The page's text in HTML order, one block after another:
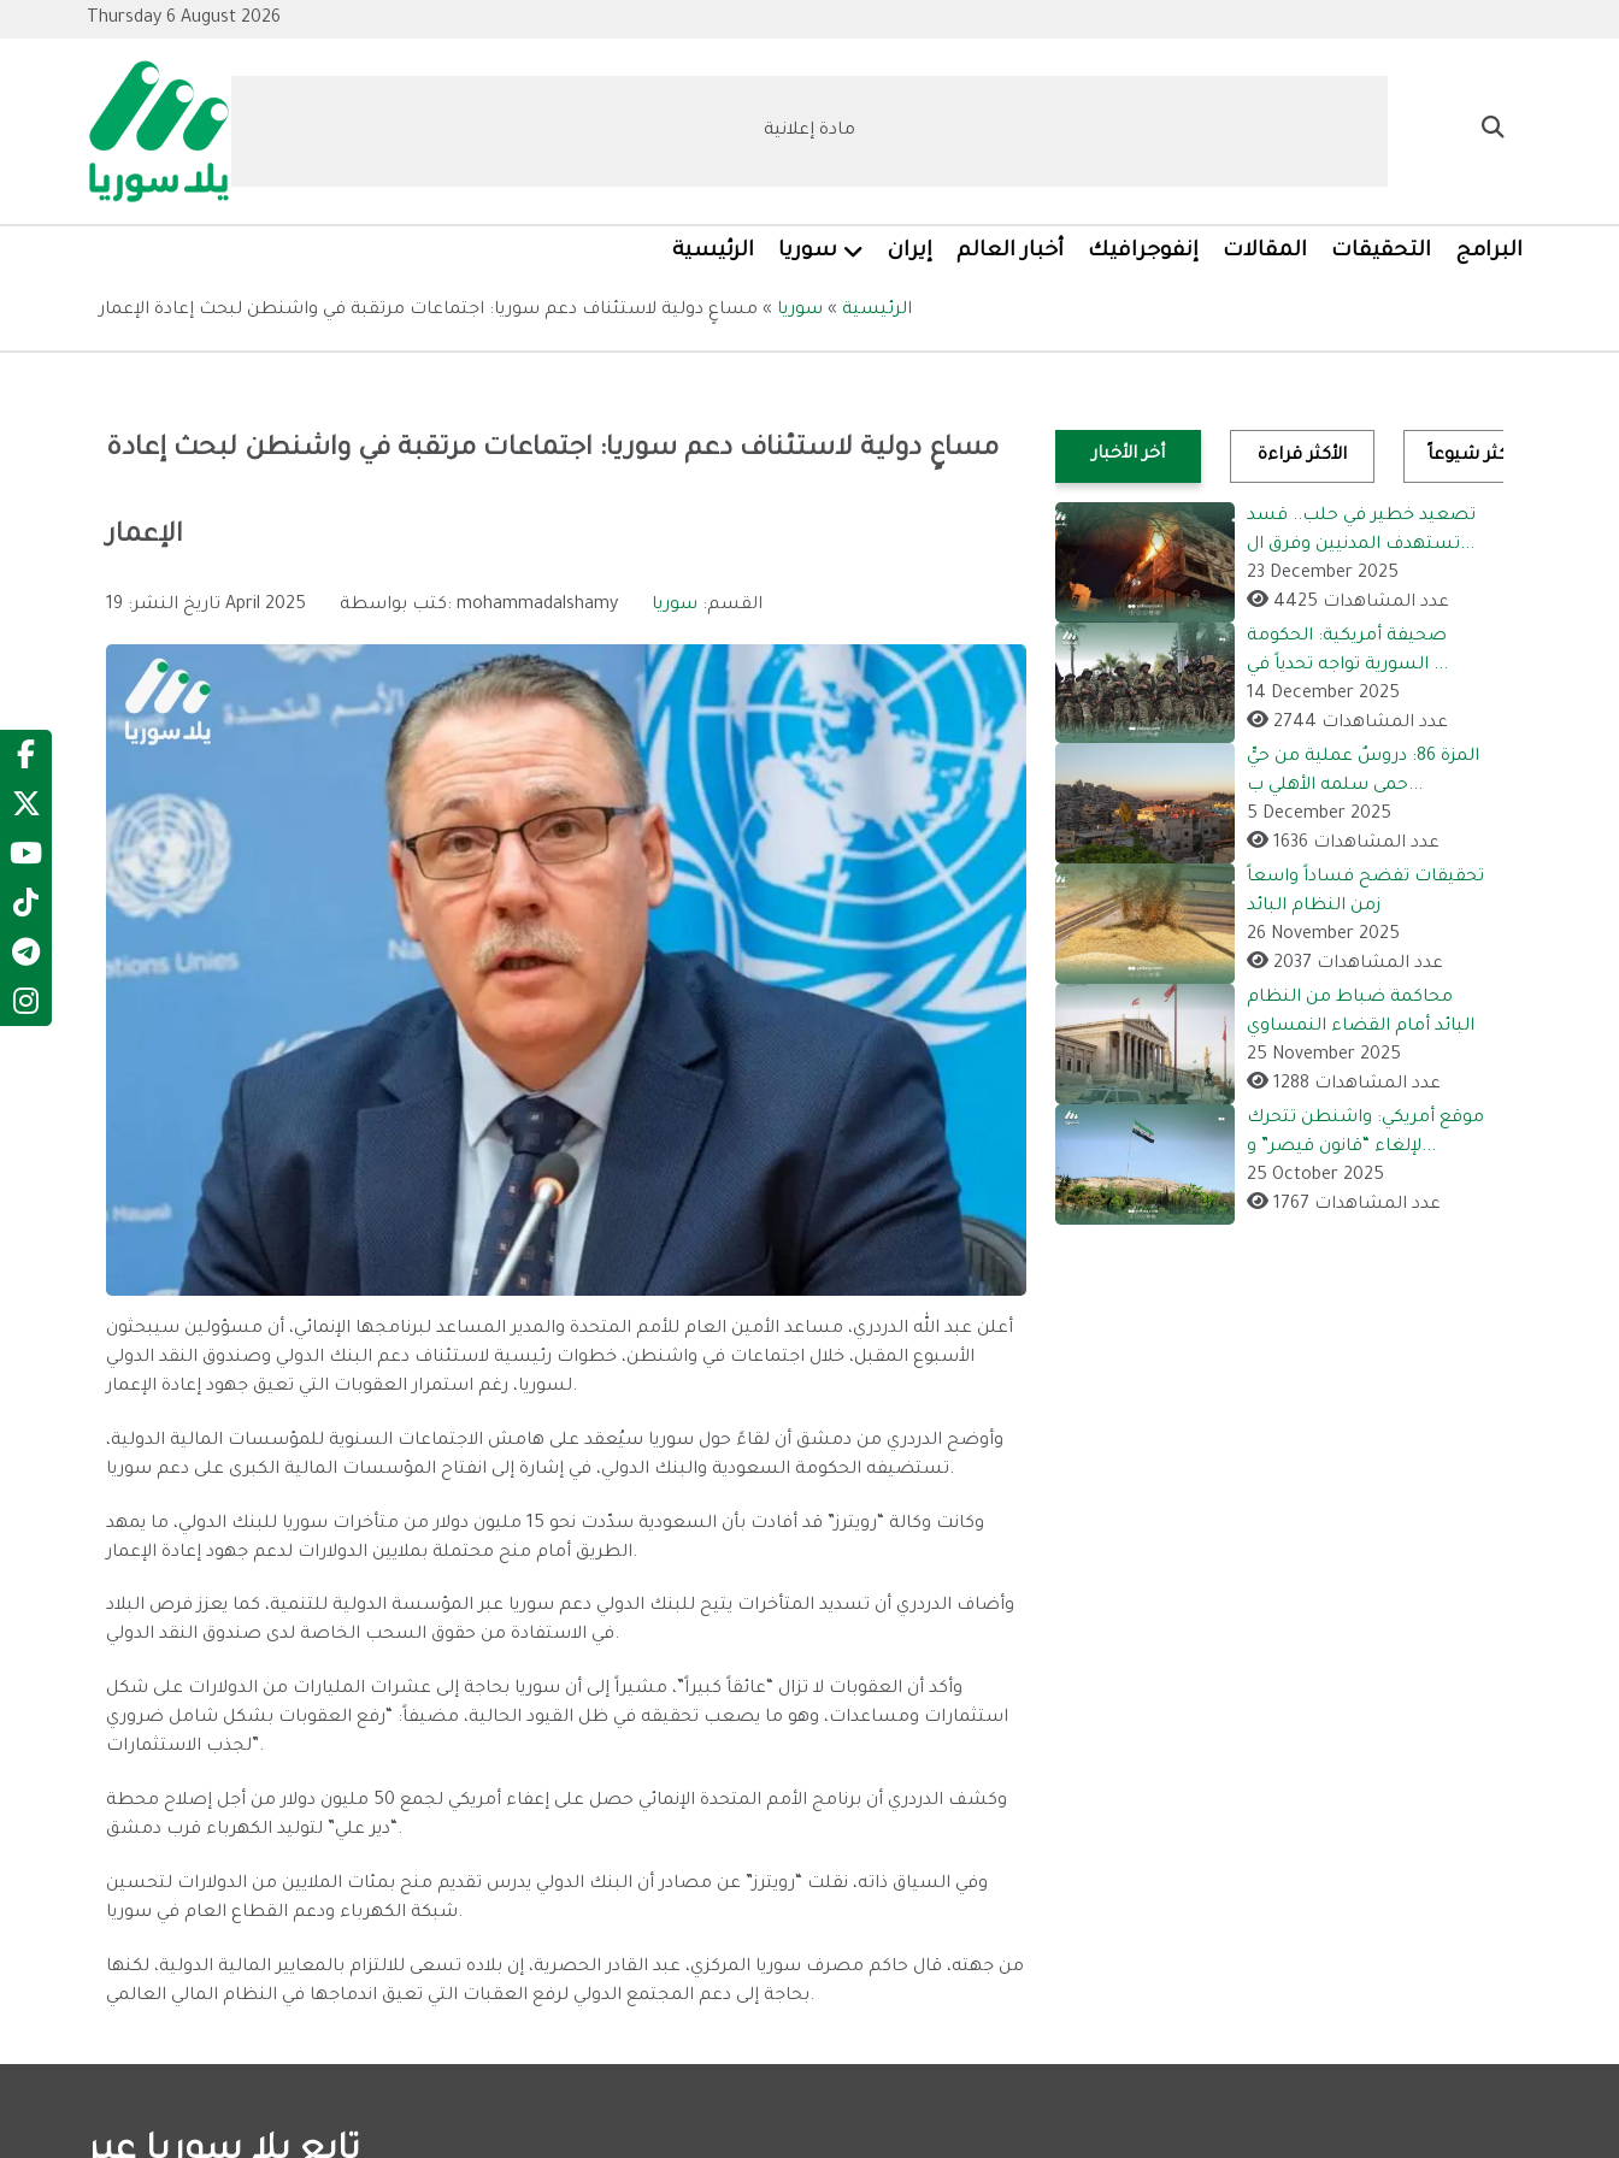
Thursday 6 August 2026
مادة إعلانية
الرئيسية سوريا إيران أخبار العالم إنفوجرافيك المقالات التحقيقات البرامج
الرئيسية » سوريا » مساعٍ دولية لاستئناف دعم سوريا: اجتماعات مرتقبة في واشنطن لبحث إعادة الإعمار
مساعٍ دولية لاستئناف دعم سوريا: اجتماعات مرتقبة في واشنطن لبحث إعادة
الإعمار
تاريخ النشر: 19 April 2025 كتب بواسطة: mohammadalshamy القسم: سوريا
أعلن عبد الله الدردري، مساعد الأمين العام للأمم المتحدة والمدير المساعد لبرنامجها الإنمائي، أن مسؤولين سيبحثون
الأسبوع المقبل، خلال اجتماعات في واشنطن، خطوات رئيسية لاستئناف دعم البنك الدولي وصندوق النقد الدولي
لسوريا، رغم استمرار العقوبات التي تعيق جهود إعادة الإعمار.
وأوضح الدردري من دمشق أن لقاءً حول سوريا سيُعقد على هامش الاجتماعات السنوية للمؤسسات المالية الدولية،
تستضيفه الحكومة السعودية والبنك الدولي، في إشارة إلى انفتاح المؤسسات المالية الكبرى على دعم سوريا.
وكانت وكالة “رويترز” قد أفادت بأن السعودية سدّدت نحو 15 مليون دولار من متأخرات سوريا للبنك الدولي، ما يمهد
الطريق أمام منح محتملة بملايين الدولارات لدعم جهود إعادة الإعمار.
وأضاف الدردري أن تسديد المتأخرات يتيح للبنك الدولي دعم سوريا عبر المؤسسة الدولية للتنمية، كما يعزز فرص البلاد
في الاستفادة من حقوق السحب الخاصة لدى صندوق النقد الدولي.
وأكد أن العقوبات لا تزال “عائقاً كبيراً”، مشيراً إلى أن سوريا بحاجة إلى عشرات المليارات من الدولارات على شكل
استثمارات ومساعدات، وهو ما يصعب تحقيقه في ظل القيود الحالية، مضيفاً: “رفع العقوبات بشكل شامل ضروري
لجذب الاستثمارات”.
وكشف الدردري أن برنامج الأمم المتحدة الإنمائي حصل على إعفاء أمريكي لجمع 50 مليون دولار من أجل إصلاح محطة
“دير علي” لتوليد الكهرباء قرب دمشق.
وفي السياق ذاته، نقلت “رويترز” عن مصادر أن البنك الدولي يدرس تقديم منح بمئات الملايين من الدولارات لتحسين
شبكة الكهرباء ودعم القطاع العام في سوريا.
من جهته، قال حاكم مصرف سوريا المركزي، عبد القادر الحصرية، إن بلاده تسعى للالتزام بالمعايير المالية الدولية، لكنها
بحاجة إلى دعم المجتمع الدولي لرفع العقبات التي تعيق اندماجها في النظام المالي العالمي.
أخر الأخبار الأكثر قراءة الأكثر شيوعاً
تصعيد خطير في حلب.. قسد
تستهدف المدنيين وفرق ال...
23 December 2025
4425 عدد المشاهدات
صحيفة أمريكية: الحكومة
السورية تواجه تحدياً في ...
14 December 2025
2744 عدد المشاهدات
المزة 86: دروسٌ عملية من حيٍّ
حمى سلمه الأهلي ب...
5 December 2025
1636 عدد المشاهدات
تحقيقات تفضح فساداً واسعاً
زمن النظام البائد
26 November 2025
2037 عدد المشاهدات
محاكمة ضباط من النظام
البائد أمام القضاء النمساوي
25 November 2025
1288 عدد المشاهدات
موقع أمريكي: واشنطن تتحرك
لإلغاء “قانون قيصر” و...
25 October 2025
1767 عدد المشاهدات